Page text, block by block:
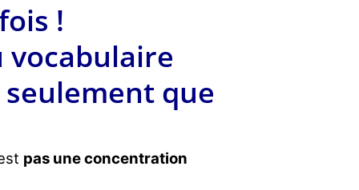
!
vocabulaire
seulement que
pas une concentration